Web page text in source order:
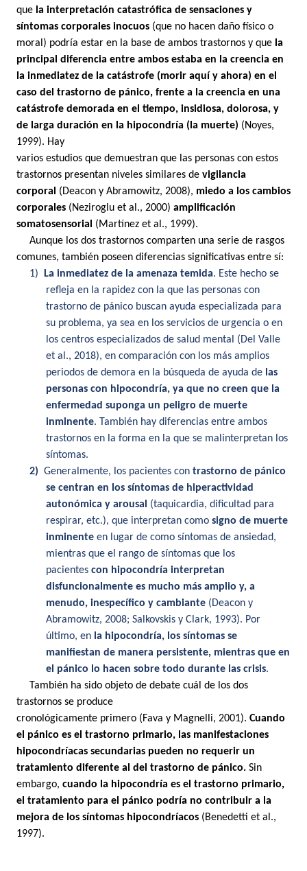
que la interpretación catastrófica de sensaciones y
síntomas corporales inocuos (que no hacen daño físico o
moral) podría estar en la base de ambos trastornos y que la
principal diferencia entre ambos estaba en la creencia en
la inmediatez de la catástrofe (morir aquí y ahora) en el
caso del trastorno de pánico, frente a la creencia en una
catástrofe demorada en el tiempo, insidiosa, dolorosa, y
de larga duración en la hipocondría (la muerte) (Noyes,
1999). Hay
varios estudios que demuestran que las personas con estos
trastornos presentan niveles similares de vigilancia
corporal
(Deacon y Abramowitz, 2008), miedo a los cambios
corporales (Neziroglu et al., 2000) amplificación
somatosensorial
(Martínez et al., 1999).
Aunque los dos trastornos comparten una serie de rasgos
comunes, también poseen diferencias significativas entre sí:
1)
La inmediatez de la amenaza temida. Este hecho se
refleja en la rapidez con la que las personas con
trastorno de pánico buscan ayuda especializada para
su problema, ya sea en los servicios de urgencia o en
los centros especializados de salud mental (Del Valle
et al., 2018), en comparación con los más amplios
periodos de demora en la búsqueda de ayuda de las
personas con hipocondría, ya que no creen que la
enfermedad suponga un peligro de muerte
inminente. También hay diferencias entre ambos
trastornos en la forma en la que se malinterpretan los
síntomas.
2) Generalmente, los pacientes con trastorno de pánico
se centran en los síntomas de hiperactividad
autonómica y arousal
(taquicardia, dificultad para
respirar, etc.), que interpretan como signo de muerte
inminenteen lugar de como síntomas de ansiedad,
mientras que el rango de síntomas que los
pacientes con hipocondría interpretan
disfuncionalmente es mucho más amplio y, a
menudo, inespecífico y cambiante(Deacon y
Abramowitz, 2008; Salkovskis y Clark, 1993). Por
último, en la hipocondría, los síntomas se
manifiestan de manera persistente, mientras que en
el pánico lo hacen sobre todo durante las crisis.
También ha sido objeto de debate cuál de los dos
trastornos se produce
cronológicamente primero (Fava y Magnelli, 2001). Cuando
el pánico es el trastorno primario, las manifestaciones
hipocondríacas secundarias pueden no requerir un
tratamiento diferente al del trastorno de pánico. Sin
embargo, cuando la hipocondría es el trastorno primario,
el tratamiento para el pánico podría no contribuir a la
mejora de los síntomas hipocondríacos (Benedetti et al.,
1997).